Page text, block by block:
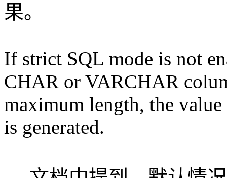
果。
If strict SQL mode is not
CHAR or VARCHAR
maximum length, the
is generated.